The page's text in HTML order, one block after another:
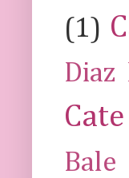
(1)
Diaz
Bale